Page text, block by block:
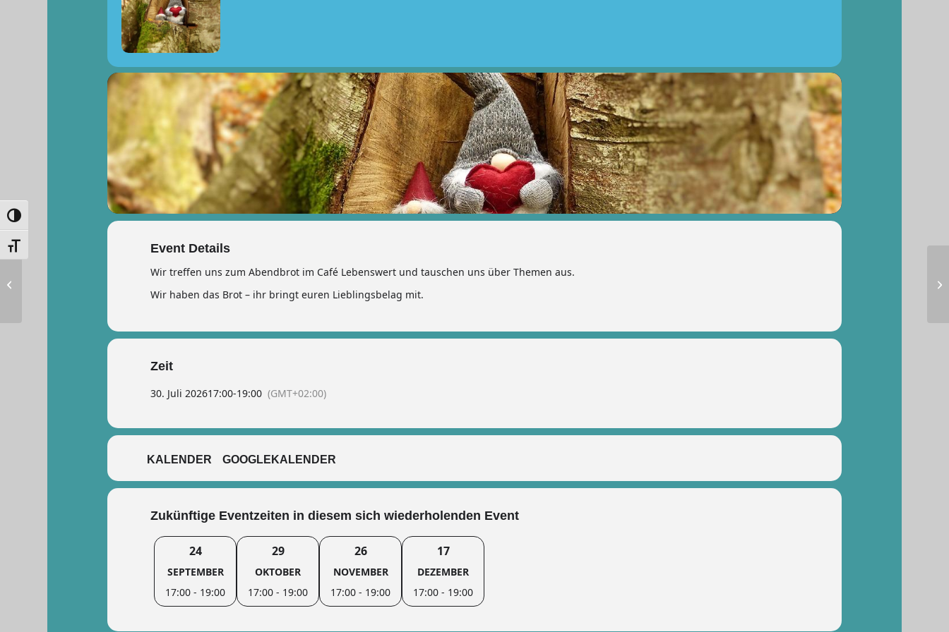
Umschalten auf hohe Kontraste
Schrift vergrößern
Event Details
Wir treffen uns zum Abendbrot im Café Lebenswert und tauschen uns über Themen aus.
Wir haben das Brot – ihr bringt euren Lieblingsbelag mit.
Zeit
30. Juli 202617:00-19:00 (GMT+02:00)
KALENDER GOOGLEKALENDER
Zukünftige Eventzeiten in diesem sich wiederholenden Event
24
SEPTEMBER
17:00 - 19:00
29
OKTOBER
17:00 - 19:00
26
NOVEMBER
17:00 - 19:00
17
DEZEMBER
17:00 - 19:00